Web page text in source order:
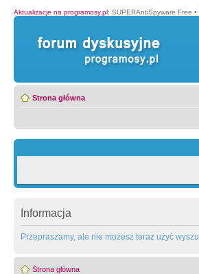
Aktualizacje na programosy.pl: SUPERAntiSpyware Free •
Strona główna
Informacja
Przepraszamy, ale nie możesz teraz użyć
Strona główna